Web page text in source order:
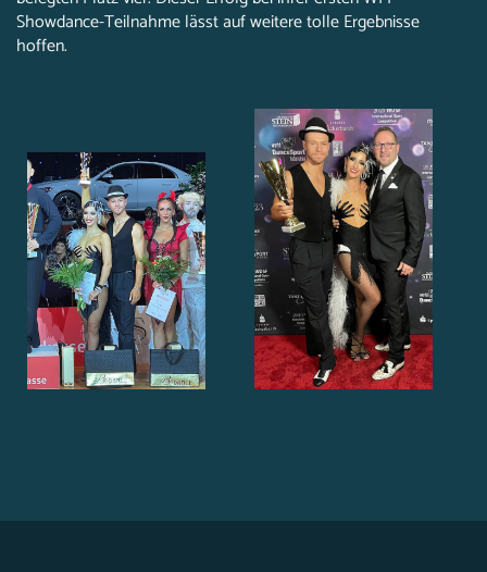
Showdance-Teilnahme lässt auf weitere tolle Ergebnisse
hoffen.